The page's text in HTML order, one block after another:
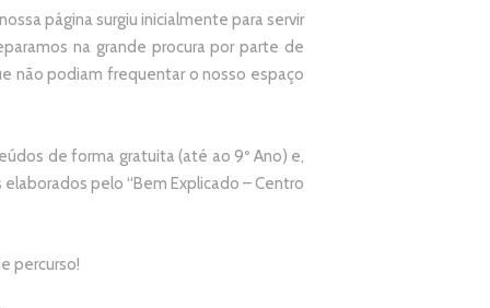
página surgiu inicialmente para servir
na grande procura por parte de
não podiam frequentar o nosso espaço
de forma gratuita (até ao 9º Ano) e,
pelo “Bem Explicado – Centro
percurso!